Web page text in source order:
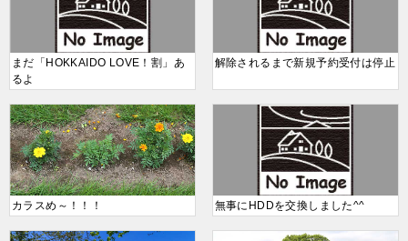
まだ「HOKKAIDO LOVE！割」あ
るよ
解除されるまで新規予約受付は停止
カラスめ～！！！ 無事にHDDを交換しました^^